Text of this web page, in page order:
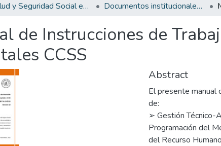
Salud y Seguridad Social en Costa Rica Documentos institucionales DDSS
de Instrucciones de
CCSS
Abstract
El presente manual
de:
➢ Gestión Técnico-
Programación del
del Recurso